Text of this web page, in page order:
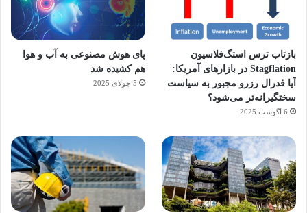
بازتاب ترس استگ‌فلاسیون
Stagflation در بازارهای آمریکا:
آیا فدرال رزرو مجبور به سیاست
سختگیرانه‌تر می‌شود؟
6 آگوست 2025
پای هوش مصنوعی به آب و هوا
هم کشیده شد
5 جولای 2025
آماده
ی سفر
ورزش
عکاسی
هدفون